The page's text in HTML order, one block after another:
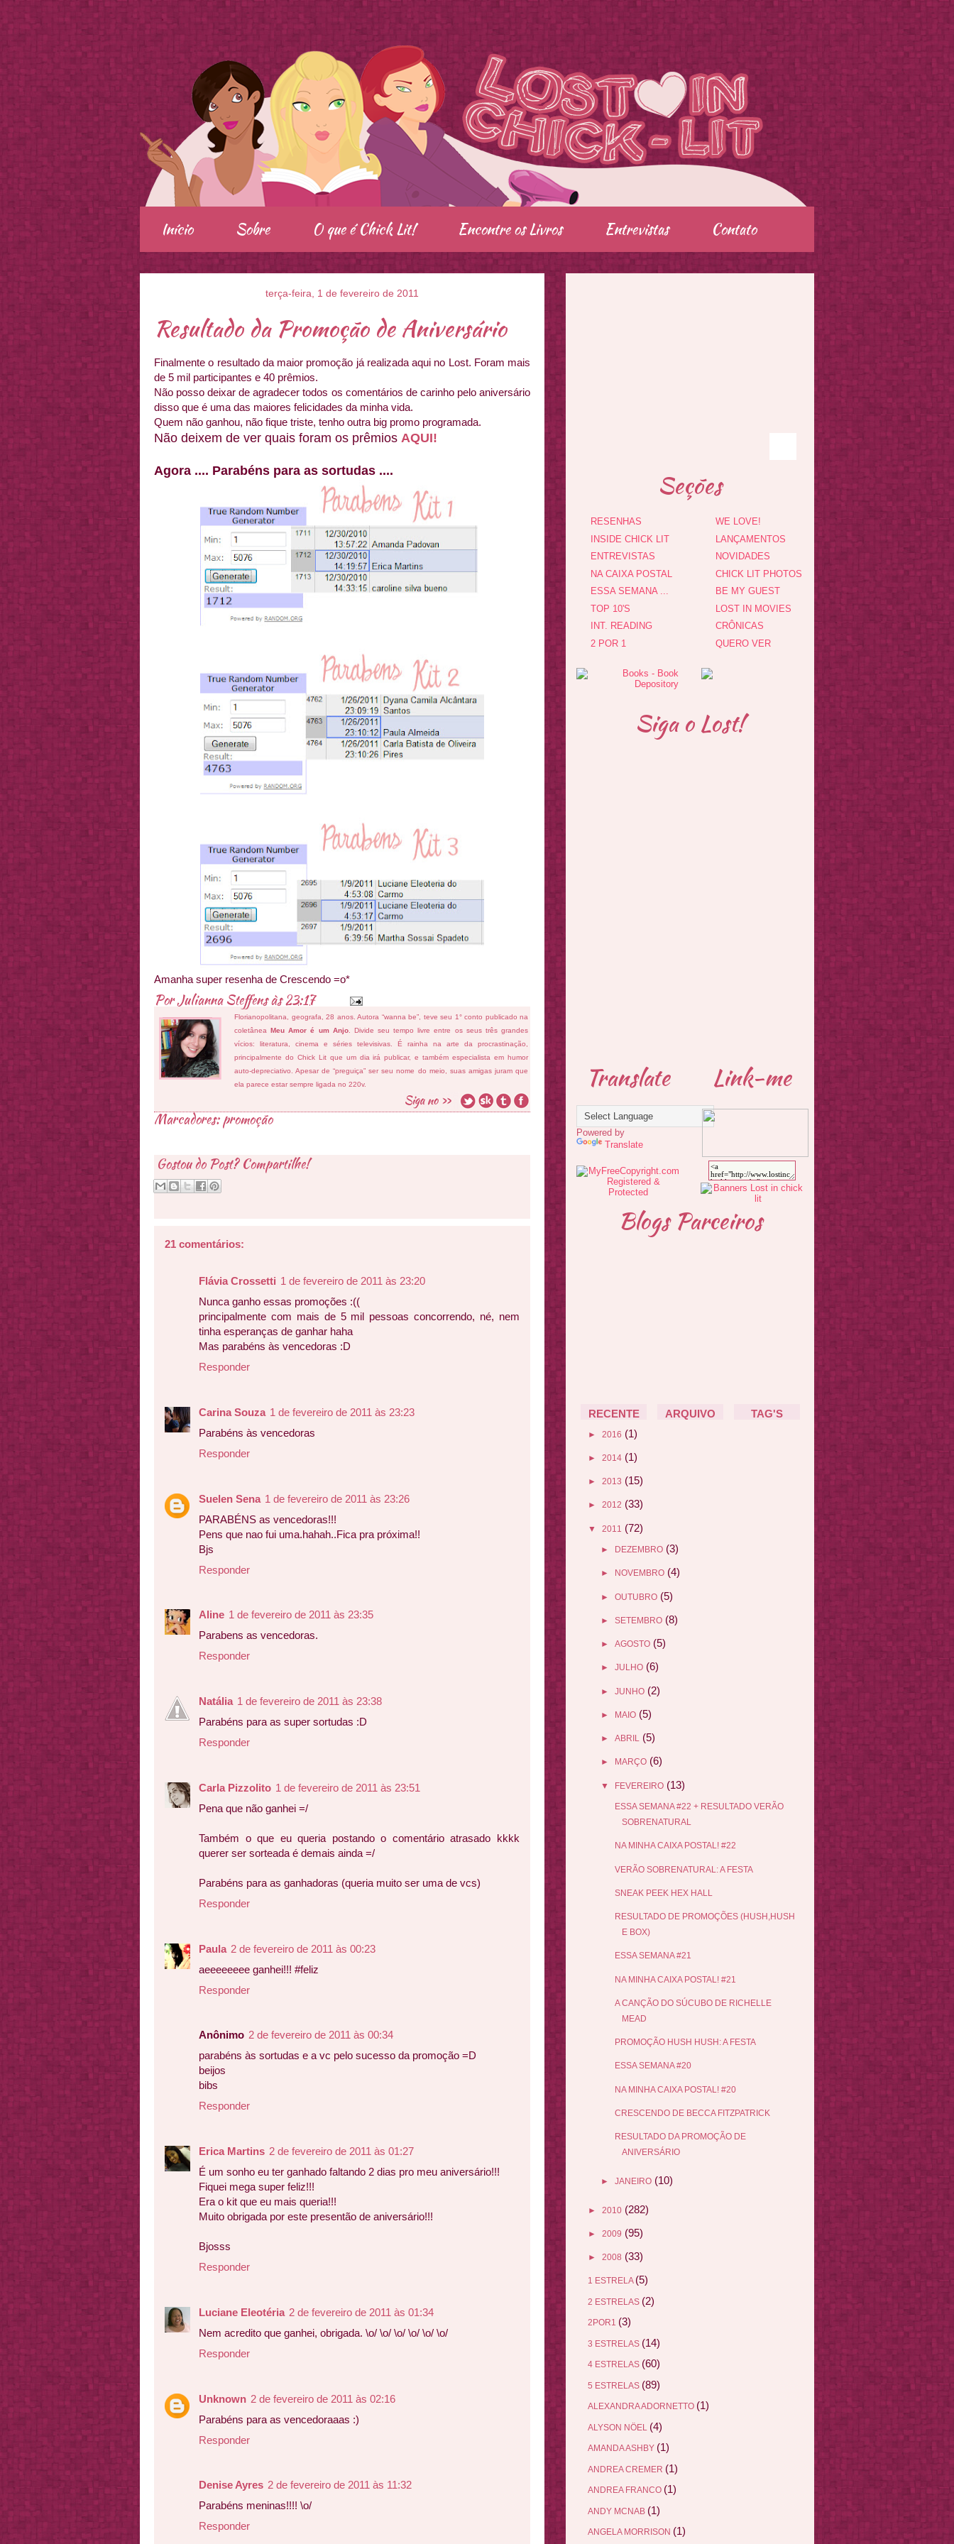
.
Início Sobre O que é Chick Lit! Encontre os Livros Entrevistas Contato
terça-feira, 1 de fevereiro de 2011
Resultado da Promoção de Aniversário
Finalmente o resultado da maior promoção já realizada aqui no Lost. Foram mais
de 5 mil participantes e 40 prêmios.
Não posso deixar de agradecer todos os comentários de carinho pelo aniversário
disso que é uma das maiores felicidades da minha vida.
Quem não ganhou, não fique triste, tenho outra big promo programada.
Não deixem de ver quais foram os prêmios AQUI!
Agora .... Parabéns para as sortudas ....
Amanha super resenha de Crescendo =o*
PorJulianna Steffensàs23:17
Florianopolitana, geografa, 28 anos. Autora “wanna be”, teve seu 1° conto publicado na
coletâneaMeu Amor é um Anjo. Divide seu tempo livre entre os seus três grandes
vícios: literatura, cinema e séries televisivas. É rainha na arte da procrastinação,
principalmente do Chick Lit que um dia irá publicar, e também especialista em humor
auto-depreciativo. Apesar de “preguiça” ser seu nome do meio, suas amigas juram que
ela parece estar sempre ligada no 220v.
Marcadores:promoção
Gostou do Post? Compartilhe!
21 comentários:
Flávia Crossetti 1 de fevereiro de 2011 às 23:20
Nunca ganho essas promoções :((
principalmente com mais de 5 mil pessoas concorrendo, né, nem
tinha esperanças de ganhar haha
Mas parabéns às vencedoras :D
Responder
Carina Souza 1 de fevereiro de 2011 às 23:23
Parabéns às vencedoras
Responder
Suelen Sena 1 de fevereiro de 2011 às 23:26
PARABÉNS as vencedoras!!!
Pens que nao fui uma.hahah..Fica pra próxima!!
Bjs
Responder
Aline 1 de fevereiro de 2011 às 23:35
Parabens as vencedoras.
Responder
Natália 1 de fevereiro de 2011 às 23:38
Parabéns para as super sortudas :D
Responder
Carla Pizzolito 1 de fevereiro de 2011 às 23:51
Pena que não ganhei =/
Também o que eu queria postando o comentário atrasado kkkk
querer ser sorteada é demais ainda =/
Parabéns para as ganhadoras (queria muito ser uma de vcs)
Responder
Paula 2 de fevereiro de 2011 às 00:23
aeeeeeeee ganhei!!! #feliz
Responder
Anônimo 2 de fevereiro de 2011 às 00:34
parabéns às sortudas e a vc pelo sucesso da promoção =D
beijos
bibs
Responder
Erica Martins 2 de fevereiro de 2011 às 01:27
É um sonho eu ter ganhado faltando 2 dias pro meu aniversário!!!
Fiquei mega super feliz!!!
Era o kit que eu mais queria!!!
Muito obrigada por este presentão de aniversário!!!
Bjosss
Responder
Luciane Eleotéria 2 de fevereiro de 2011 às 01:34
Nem acredito que ganhei, obrigada. \o/ \o/ \o/ \o/ \o/ \o/
Responder
Unknown 2 de fevereiro de 2011 às 02:16
Parabéns para as vencedoraaas :)
Responder
Denise Ayres 2 de fevereiro de 2011 às 11:32
Parabéns meninas!!!! \o/
Responder
Seções
RESENHAS
INSIDE CHICK LIT
ENTREVISTAS
NA CAIXA POSTAL
ESSA SEMANA ...
TOP 10'S
INT. READING
2 POR 1
WE LOVE!
LANÇAMENTOS
NOVIDADES
CHICK LIT PHOTOS
BE MY GUEST
LOST IN MOVIES
CRÔNICAS
QUERO VER
Siga o Lost!
Translate
Powered by
Translate
Link-me
Blogs Parceiros
RECENTE ARQUIVO TAG'S
► 2016 (1)
► 2014 (1)
► 2013 (15)
► 2012 (33)
▼ 2011 (72)
► DEZEMBRO (3)
► NOVEMBRO (4)
► OUTUBRO (5)
► SETEMBRO (8)
► AGOSTO (5)
► JULHO (6)
► JUNHO (2)
► MAIO (5)
► ABRIL (5)
► MARÇO (6)
▼ FEVEREIRO (13)
ESSA SEMANA #22 + RESULTADO VERÃO
SOBRENATURAL
NA MINHA CAIXA POSTAL! #22
VERÃO SOBRENATURAL: A FESTA
SNEAK PEEK HEX HALL
RESULTADO DE PROMOÇÕES (HUSH,HUSH
E BOX)
ESSA SEMANA #21
NA MINHA CAIXA POSTAL! #21
A CANÇÃO DO SÚCUBO DE RICHELLE
MEAD
PROMOÇÃO HUSH HUSH: A FESTA
ESSA SEMANA #20
NA MINHA CAIXA POSTAL! #20
CRESCENDO DE BECCA FITZPATRICK
RESULTADO DA PROMOÇÃO DE
ANIVERSÁRIO
► JANEIRO (10)
► 2010 (282)
► 2009 (95)
► 2008 (33)
1 ESTRELA (5)
2 ESTRELAS (2)
2POR1 (3)
3 ESTRELAS (14)
4 ESTRELAS (60)
5 ESTRELAS (89)
ALEXANDRA ADORNETTO (1)
ALYSON NÖEL (4)
AMANDA ASHBY (1)
ANDREA CREMER (1)
ANDREA FRANCO (1)
ANDY MCNAB (1)
ANGELA MORRISON (1)